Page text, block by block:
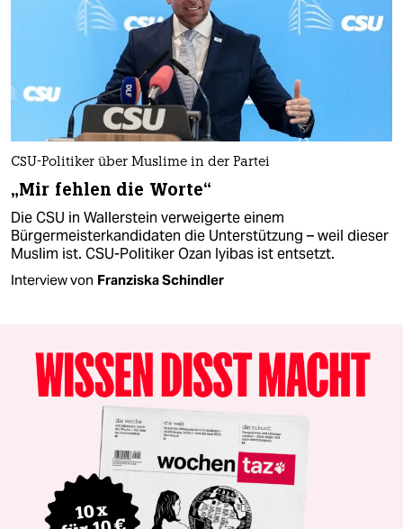
CSU-Politiker über Muslime in der Partei
„Mir fehlen die Worte“
Die CSU in Wallerstein verweigerte einem
Bürgermeisterkandidaten die Unterstützung – weil dieser
Muslim ist. CSU-Politiker Ozan Iyibas ist entsetzt.
Interview von Franziska Schindler